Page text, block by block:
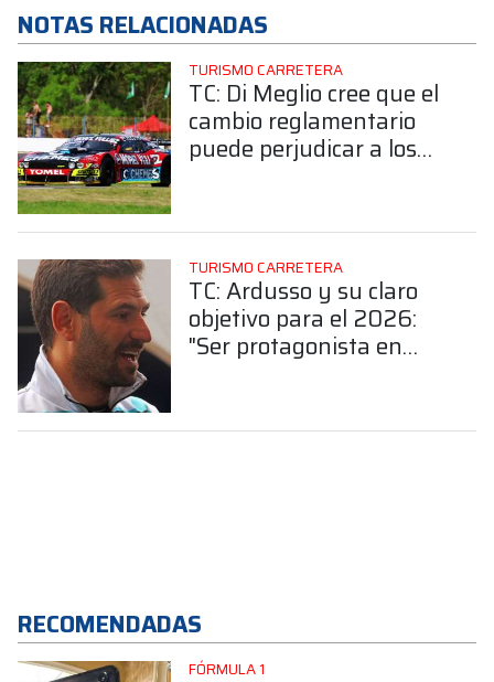
NOTAS RELACIONADAS
TURISMO CARRETERA
TC: Di Meglio cree que el
cambio reglamentario
puede perjudicar a los
TURISMO CARRETERA
TC: Ardusso y su claro
objetivo para el 2026:
"Ser protagonista en
RECOMENDADAS
FÓRMULA 1